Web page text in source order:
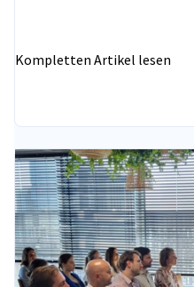
Kompletten Artikel lesen